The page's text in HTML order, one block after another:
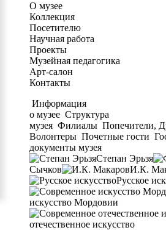
О музее
Коллекция
Посетителю
Научная работа
Проекты
Музейная педагогика
Арт-салон
Контакты
Информация
о музее Структура
музея Филиалы Попечители,
Волонтеры Почетные гости
документы музея
Степан Эрьзя
Сычков
И.К.
Русское
искусство Мордовии
отечественное искусство